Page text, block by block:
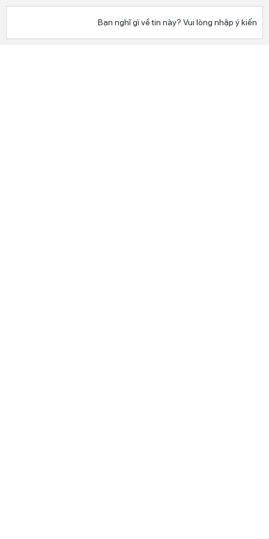
Bạn nghĩ gì về tin này? Vui lòng nhập ý kiến